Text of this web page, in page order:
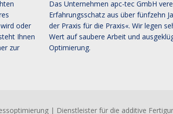
oder
Ihnen
zur
Das Unternehmen apc-tec GmbH
Erfahrungsschatz aus über fünfzehn
der Praxis für die Praxis«. Wir legen
Wert auf saubere Arbeit und
Optimierung.
| Dienstleister für die additive